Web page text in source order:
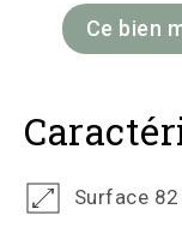
Ce bien
Surface 82